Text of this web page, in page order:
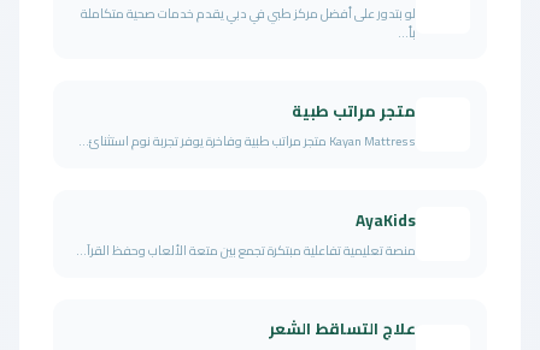
لو بتدور على أفضل مركز طبي في دبي يقدم خدمات صحية متكاملة
بأ...
متجر مراتب طبية
Kayan Mattress متجر مراتب طبية وفاخرة يوفر تجربة نوم استثنائ...
AyaKids
منصة تعليمية تفاعلية مبتكرة تجمع بين متعة الألعاب وحفظ القرآ...
علاج التساقط الشعر